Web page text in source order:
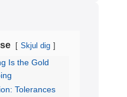
Skjul dig
Is the Gold
Tolerances